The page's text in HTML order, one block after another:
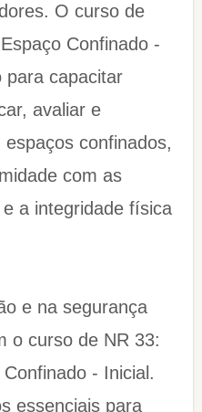
O curso de
Confinado -
para capacitar
avaliar e
confinados,
com as
a integridade física
e na segurança
o curso de NR 33:
- Inicial.
essenciais para